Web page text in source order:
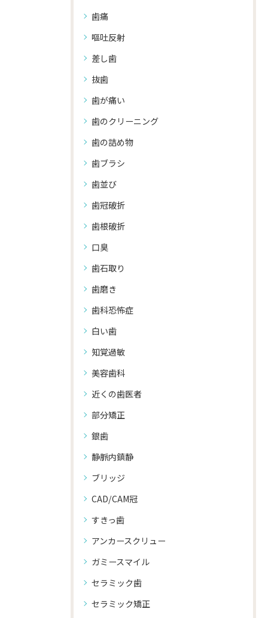
歯痛
嘔吐反射
差し歯
抜歯
歯が痛い
歯のクリーニング
歯の詰め物
歯ブラシ
歯並び
歯冠破折
歯根破折
口臭
歯石取り
歯磨き
歯科恐怖症
白い歯
知覚過敏
美容歯科
近くの歯医者
部分矯正
銀歯
静脈内鎮静
ブリッジ
CAD/CAM冠
すきっ歯
アンカースクリュー
ガミースマイル
セラミック歯
セラミック矯正